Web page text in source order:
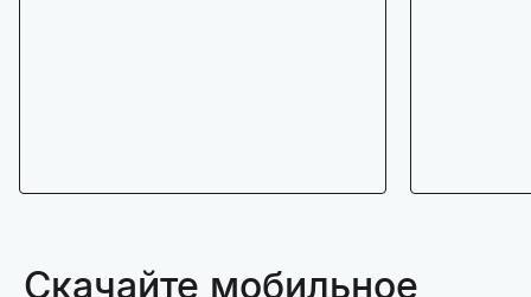
Скачайте мобильное